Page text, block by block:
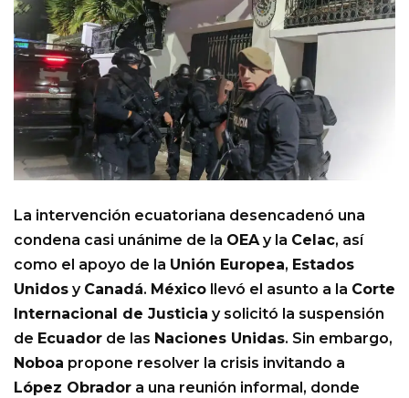
La intervención ecuatoriana desencadenó una
condena casi unánime de la OEAy la Celac, así
como el apoyo de la Unión Europea, Estados
Unidos y Canadá. México llevó el asunto a la Corte
Internacional de Justicia y solicitó la suspensión
de Ecuador de las Naciones Unidas. Sin embargo,
Noboa propone resolver la crisis invitando a
López Obrador a una reunión informal, donde